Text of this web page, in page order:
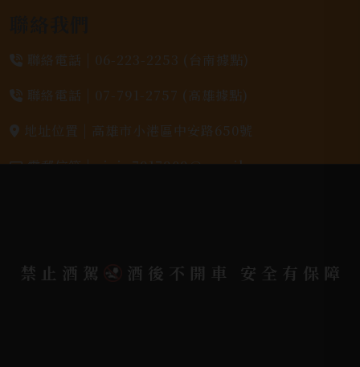
聯絡電話 | 06-223-2253 (台南據點)
聯絡電話 | 07-791-2757 (高雄據點)
地址位置 | 高雄市小港區中安路650號
電郵信箱 |yixin7917909@gmail.com
2026. All rights reserved.
Designed By
禁止酒駕 酒後不開車 安全有保障